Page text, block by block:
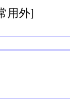
用外]